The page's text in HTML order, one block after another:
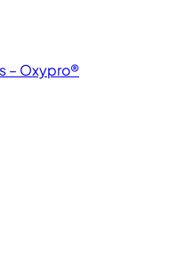
– Oxypro®